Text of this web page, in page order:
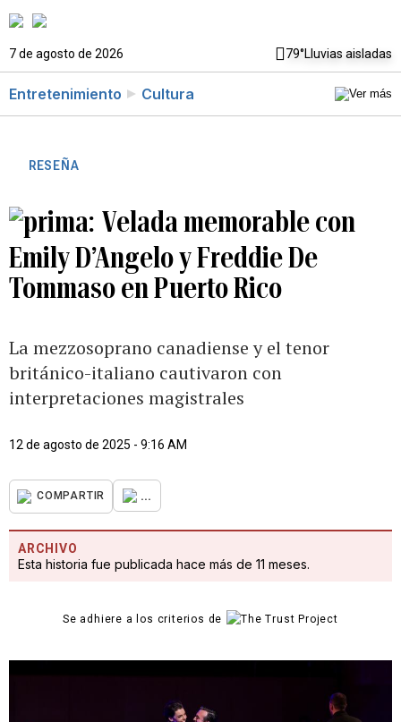
7 de agosto de 2026 79°Lluvias aisladas
Entretenimiento Cultura
RESEÑA
Velada memorable con
Emily D’Angelo y Freddie De
Tommaso en Puerto Rico
La mezzosoprano canadiense y el tenor
británico-italiano cautivaron con
interpretaciones magistrales
12 de agosto de 2025 - 9:16 AM
COMPARTIR ...
ARCHIVO
Esta historia fue publicada hace más de 11 meses.
Se adhiere a los criterios de